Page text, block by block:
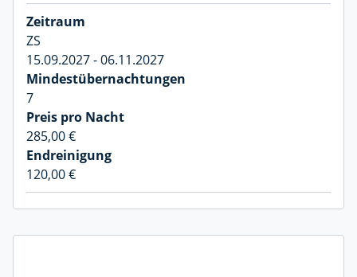
ZS
15.09.2027 - 06.11.2027
7
285,00 €
120,00 €